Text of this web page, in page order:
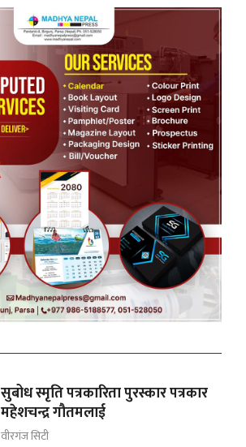
सुबोध स्मृति पत्रकारिता पुरस्कार पत्रकार
महेशचन्द्र गौतमलाई
वीरगंज सिटी